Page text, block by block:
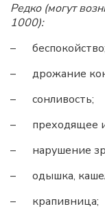
Редко (могут
1000):
– беспокойство;
– дрожание
– сонливость;
– преходящее
– нарушение
– одышка,
– крапивница;